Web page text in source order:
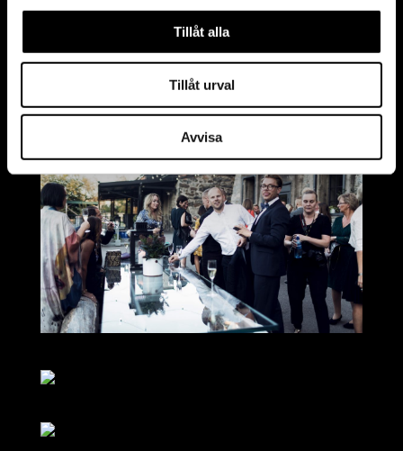
Tillåt alla
Tillåt urval
Avvisa